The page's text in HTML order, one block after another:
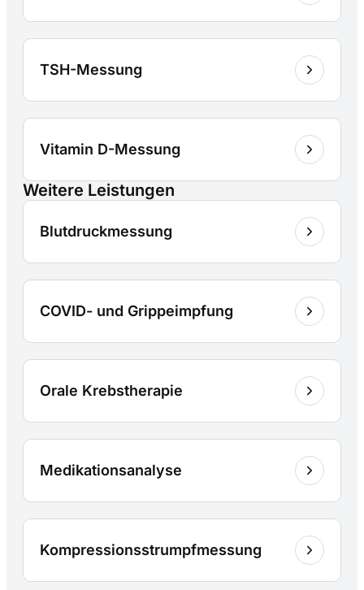
TSH-Messung
Vitamin D-Messung
Weitere Leistungen
Blutdruckmessung
COVID- und Grippeimpfung
Orale Krebstherapie
Medikationsanalyse
Kompressionsstrumpfmessung